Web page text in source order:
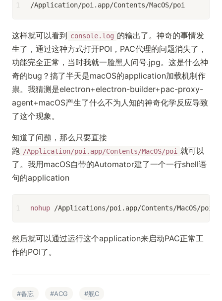
1 /Application/poi.app/Contents/MacOS/poi
这样就可以看到 console.log 的输出了。神奇的事情发
生了，通过这种方式打开POI，PAC代理的问题消失了，
功能完全正常，当时我就一脸黑人问号.jpg。这是什么神
奇的bug？搞了半天是macOS的application加载机制作
祟。我猜测是electron+electron-builder+pac-proxy-
agent+macOS产生了什么不为人知的神奇化学反应导致
了这个现象。
知道了问题，那么只要直接
跑 /Application/poi.app/Contents/MacOS/poi
就可以
了。我用macOS自带的Automator建了一个一行shell语
句的application
1 nohup /Applications/poi.app/Contents/MacOS/poi
然后就可以通过运行这个application来启动PAC正常工
作的POI了。
备忘 ACG 舰C